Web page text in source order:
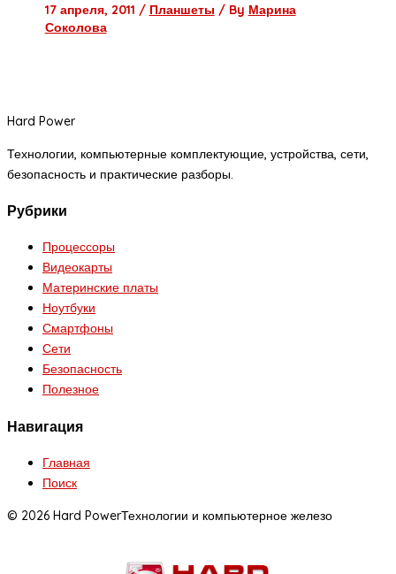
17 апреля, 2011 / Планшеты / By Марина
Соколова
Hard Power
Технологии, компьютерные комплектующие, устройства, сети,
безопасность и практические разборы.
Рубрики
Процессоры
Видеокарты
Материнские платы
Ноутбуки
Смартфоны
Сети
Безопасность
Полезное
Навигация
Главная
Поиск
© 2026 Hard PowerТехнологии и компьютерное железо